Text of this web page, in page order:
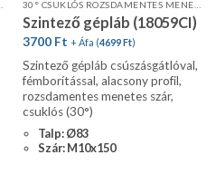
Szintező gépláb (18059CI)
3700 Ft + Áfa (4699Ft)
Szintező gépláb csúszásgátlóval,
fémborítással, alacsony profil,
rozsdamentes menetes szár,
csuklós (30°)
Talp: Ø83
Szár: M10x150